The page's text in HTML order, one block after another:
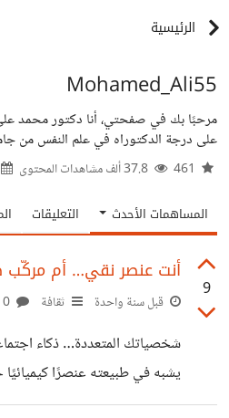
الرئيسية
Mohamed_Ali55
مرحبًا بك في صفحتي، أنا دكتور محمد
على درجة الدكتوراه في علم النفس من
المساهمات الأحدث التعليقات
9
أنت عنصر نقي… أم مركّب
قبل سنة واحدة ثقافة
شخصياتك المتعددة… ذكاء
يشبه في طبيعته عنصرًا
حين يتفاعل مع ما حوله،